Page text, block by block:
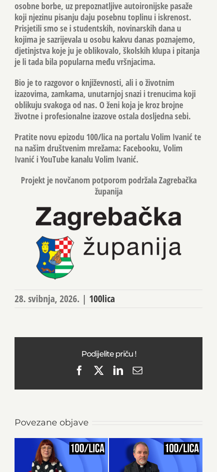
osobne borbe, uz prepoznatljive autoironijske pasaže
koji njezinu pisanju daju posebnu toplinu i iskrenost.
Prisjetili smo se i studentskih, novinarskih dana u
kojima je sazrijevala u osobu kakvu danas poznajemo,
djetinjstva koje ju je oblikovalo, školskih klupa i pitanja
je li tada bila popularna među vršnjacima.
Bio je to razgovor o književnosti, ali i o životnim
izazovima, zamkama, unutarnjoj snazi i trenucima koji
oblikuju svakoga od nas. O ženi koja je kroz brojne
životne i profesionalne izazove ostala dosljedna sebi.
Pratite novu epizodu 100/lica na portalu Volim Ivanić te
na našim društvenim mrežama: Facebooku, Volim
Ivanić i YouTube kanalu Volim Ivanić.
Projekt je novčanom potporom podržala Zagrebačka
županija
28. svibnja, 2026. | 100lica
Podijelite priču !
FacebookLinkedIn
Email
Povezane objave